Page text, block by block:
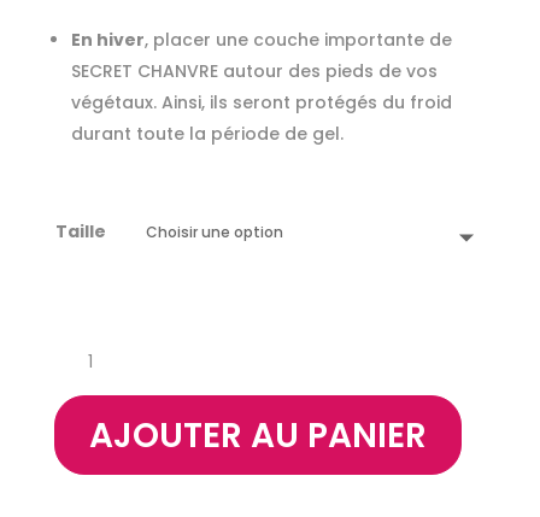
En hiver, placer une couche importante de
SECRET CHANVRE autour des pieds de vos
végétaux. Ainsi, ils seront protégés du froid
durant toute la période de gel.
Taille
Secret
Chanvre
NaturelAJOUTER AU PANIER